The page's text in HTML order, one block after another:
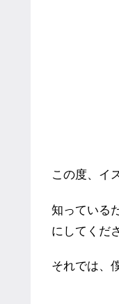
この度、イ
知っている
にしてくだ
それでは、